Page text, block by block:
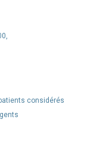
considérés